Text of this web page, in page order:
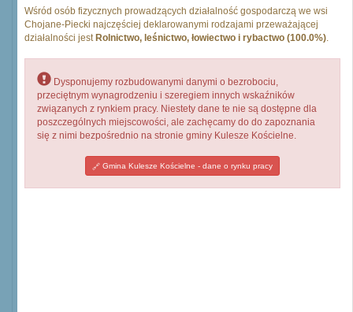
Wśród osób fizycznych prowadzących działalność gospodarczą we wsi
Chojane-Piecki najczęściej deklarowanymi rodzajami przeważającej
działalności jest Rolnictwo, leśnictwo, łowiectwo i rybactwo (100.0%).
Dysponujemy rozbudowanymi danymi o bezrobociu,
przeciętnym wynagrodzeniu i szeregiem innych wskaźników
związanych z rynkiem pracy. Niestety dane te nie są dostępne dla
poszczególnych miejscowości, ale zachęcamy do do zapoznania
się z nimi bezpośrednio na stronie gminy Kulesze Kościelne.
Gmina Kulesze Kościelne - dane o rynku pracy